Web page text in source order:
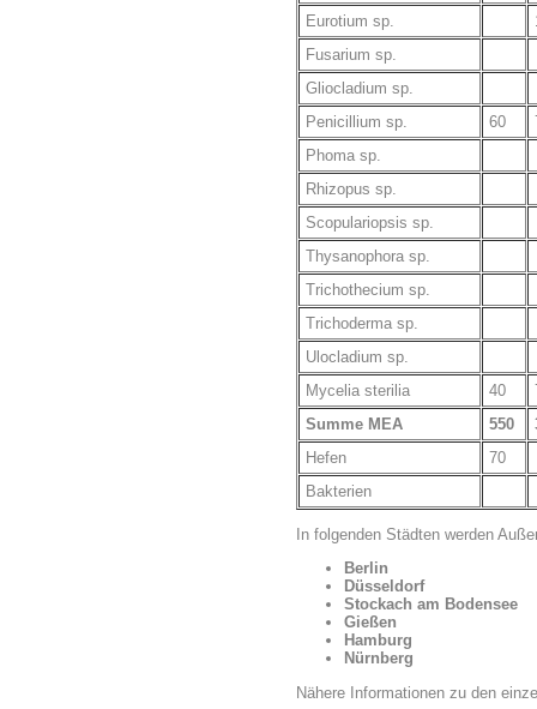
Eurotium sp.
Fusarium sp.
Gliocladium sp.
Penicillium sp.
60
Phoma sp.
Rhizopus sp.
Scopulariopsis sp.
Thysanophora sp.
Trichothecium sp.
Trichoderma sp.
Ulocladium sp.
Mycelia sterilia
40
Summe MEA
550
Hefen
70
Bakterien
In folgenden Städten werden
Berlin
Düsseldorf
Stockach am Bodensee
Gießen
Hamburg
Nürnberg
Nähere Informationen zu den